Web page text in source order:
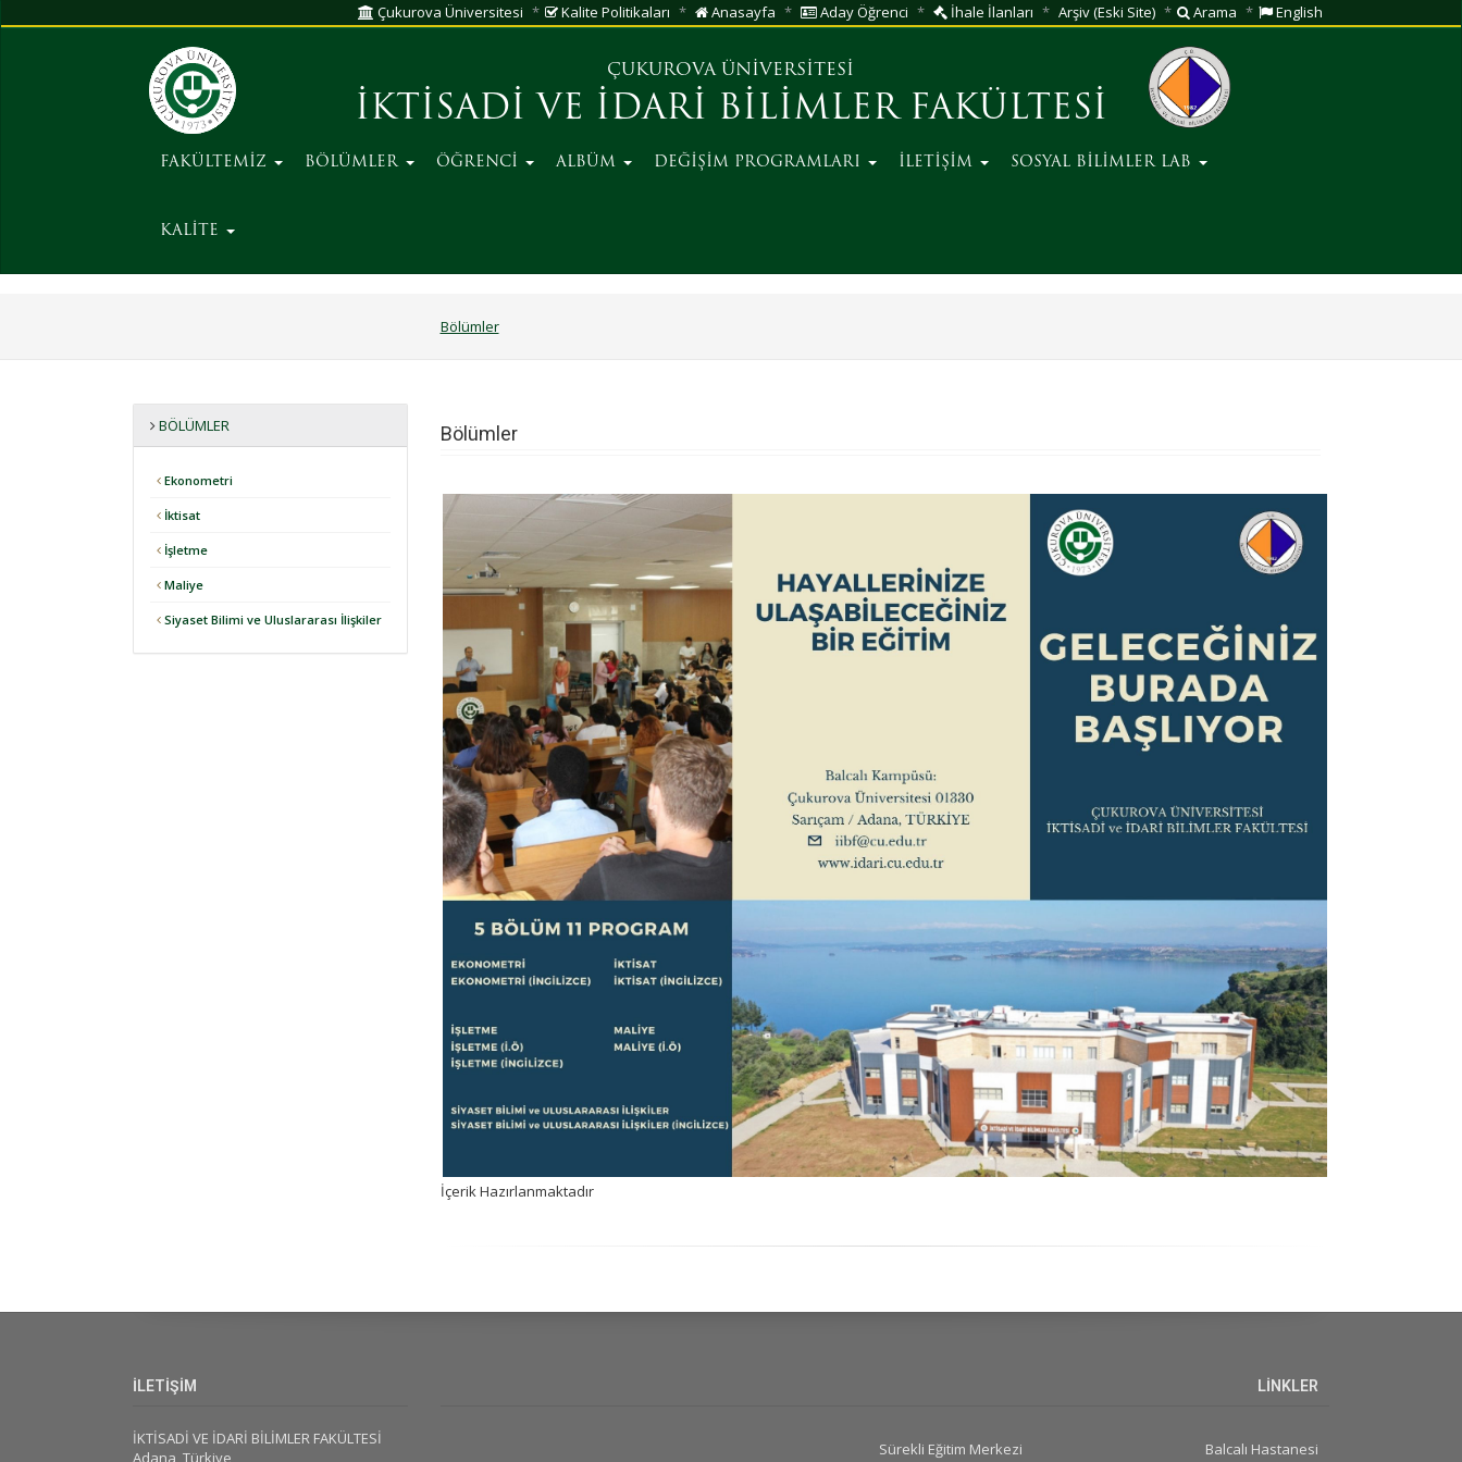
Çukurova Üniversitesi Kalite Politikaları Anasayfa Aday Öğrenci İhale İlanları Arşiv (Eski Site) Arama English
ÇUKUROVA ÜNİVERSİTESİ
İKTİSADİ VE İDARİ BİLİMLER FAKÜLTESİ
FAKÜLTEMİZ BÖLÜMLER ÖĞRENCİ ALBÜM DEĞİŞİM PROGRAMLARI İLETİŞİM SOSYAL BİLİMLER LAB
KALİTE
Bölümler
BÖLÜMLER
Ekonometri
İktisat
İşletme
Maliye
Siyaset Bilimi ve Uluslararası İlişkiler
Bölümler
İçerik Hazırlanmaktadır
İLETİŞİM
İKTİSADİ VE İDARİ BİLİMLER FAKÜLTESİ
LİNKLER
Balcalı Hastanesi
Sürekli Eğitim Merkezi